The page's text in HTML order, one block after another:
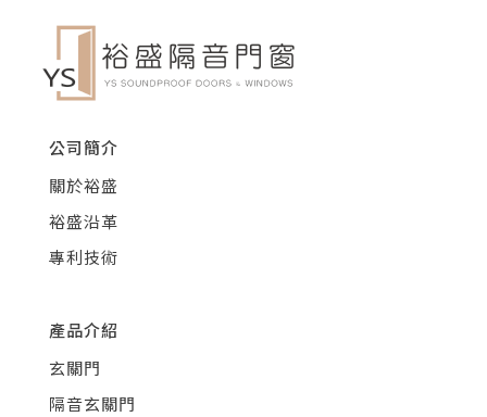
公司簡介
關於裕盛
裕盛沿革
專利技術
產品介紹
玄關門
隔音玄關門